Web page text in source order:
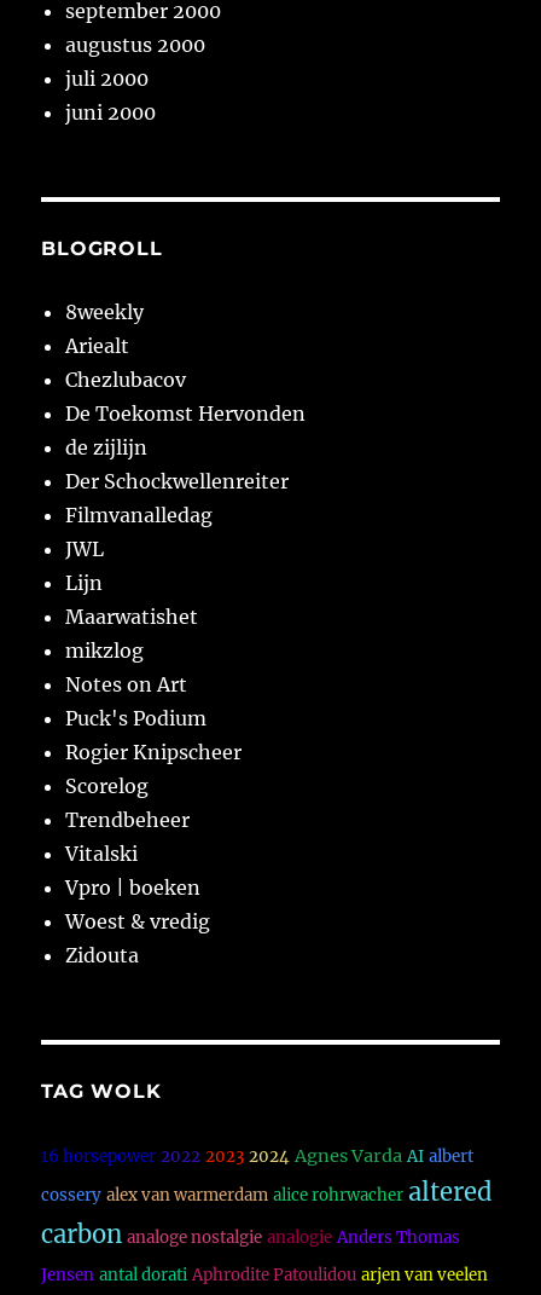
september 2000
augustus 2000
juli 2000
juni 2000
BLOGROLL
8weekly
Ariealt
Chezlubacov
De Toekomst Hervonden
de zijlijn
Der Schockwellenreiter
Filmvanalledag
JWL
Lijn
Maarwatishet
mikzlog
Notes on Art
Puck's Podium
Rogier Knipscheer
Scorelog
Trendbeheer
Vitalski
Vpro | boeken
Woest & vredig
Zidouta
TAG WOLK
16 horsepower 2022 2023 2024 Agnes Varda AI albert
cossery alex van warmerdam alice rohrwacher altered
carbon analoge nostalgie analogie Anders Thomas
Jensen antal dorati Aphrodite Patoulidou arjen van veelen